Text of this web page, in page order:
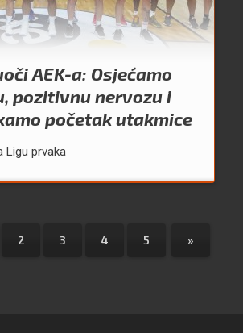
AEK-a: Osjećamo
pozitivnu nervozu i
početak utakmice
Ligu prvaka
2 3 4 5 »